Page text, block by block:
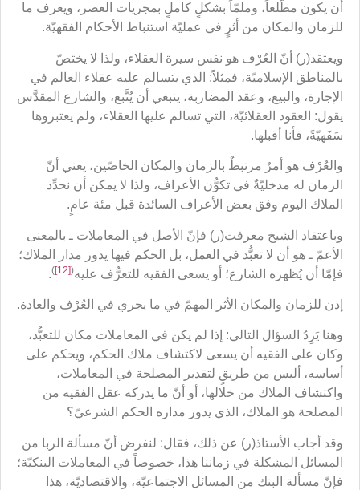
أن يكون مطَّلعاً، وملمّاً بشكلٍ كاملٍ بمجريات العصر، ويعرف ما
للزمان والمكان من أثرٍ في عمليّة استنباط الأحكام الفقهيّة.
ويعتقد(ر) أنّ العُرْف هو نفس سيرة العقلاء، ولذا لا يختصّ
بالمناطق الإسلاميّة، فمثلاً: الذي يتسالم عليه عقلاء العالم في
الإجارة، والبيع، وعقد المضاربة، ينبغي أن يُتَّبع، والشارع المقدَّس
يقول: العقود العقلائيّة، التي تسالم عليها العقلاء، ولم يعتبروها
سَفَهيّةً، فأنا أقبلها.
والعُرْف هو أمرٌ مرتبطٌ بالزمان والمكان الخاصّين، يعني أنّ
الزمان له مدخليّةٌ في تكوُّن الأعراف، ولذا لا يمكن أن نحدِّد
الملاك اليوم وفق بعض الأعراف السائدة قبل مئة عامٍ.
وباعتقاد الشيخ معرفت(ر) فإنّ الأصل في المعاملات ـ بالمعنى
الأعمّ ـ هو أن لا تعبُّد في العمل، بل الحكم فيها يدور مدار الملاك؛
فإمّا أن يُظهره الشارع؛ أو يسعى الفقيه للتعرُّف عليه(
[12]
)
.
إذن للزمان والمكان الأثر المهمّ في ما يجري في العُرْف والعادة.
وهنا يَرِدُ السؤال التالي: إذا لم يكن في المعاملات مكان للتعبُّد،
وكان على الفقيه أن يسعى لاكتشاف ملاك الحكم، ويحكم على
أساسه، أليس من طريقٍ لتقدير المصلحة في المعاملات،
واكتشاف الملاك من خلالها، أو أنّ ما يدركه عقل الفقيه من
المصلحة هو الملاك، الذي يدور مداره الحكم الشرعيّ؟
وقد أجاب الأستاذ(ر) عن ذلك، فقال: لنفرض أنّ مسألة الربا من
المسائل المشكلة في زماننا هذا، خصوصاً في المعاملات البنكيّة؛
فإنّ مسألة البنك من المسائل الاجتماعيّة، والاقتصاديّة، هذا